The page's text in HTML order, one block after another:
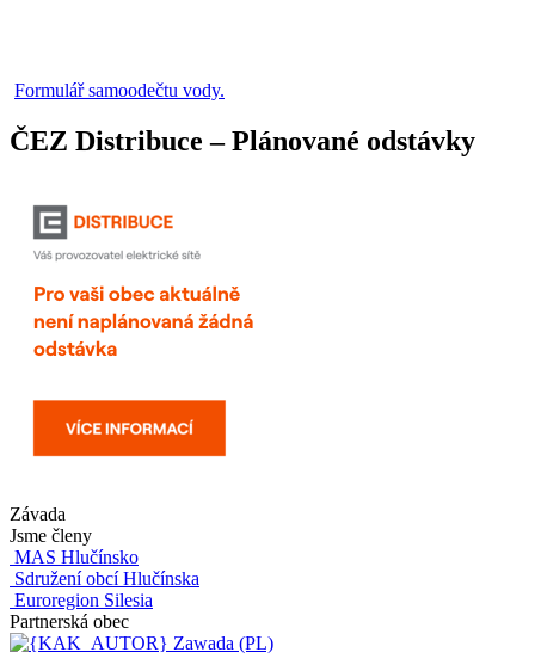
Formulář samoodečtu vody.
ČEZ Distribuce – Plánované odstávky
Závada
Jsme členy
MAS Hlučínsko
Sdružení obcí Hlučínska
Euroregion Silesia
Partnerská obec
Zawada (PL)